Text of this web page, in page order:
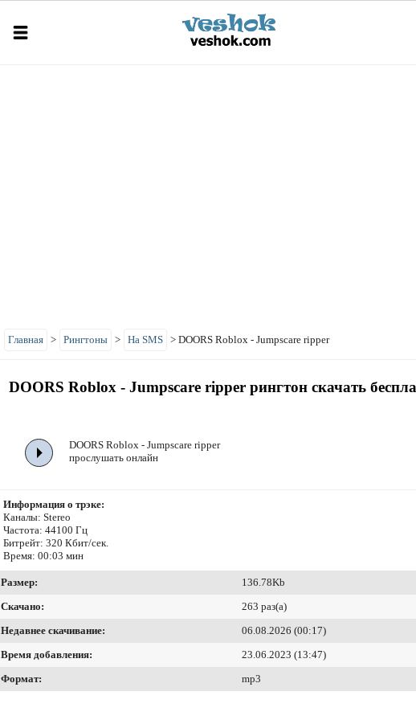
Главная > Рингтоны > На SMS > DOORS Roblox - Jumpscare ripper
DOORS Roblox - Jumpscare ripper рингтон скачать
DOORS Roblox - Jumpscare ripper
прослушать онлайн
Информация о трэке:
Каналы: Stereo
Частота: 44100 Гц
Битрейт: 320 Кбит/сек.
Время: 00:03 мин
Размер:
136.78Kb
Скачано:
263 раз(а)
Недавнее скачивание:
06.08.2026 (00:17)
Время добавления:
23.06.2023 (13:47)
Формат:
mp3